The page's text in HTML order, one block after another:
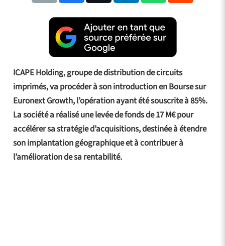
ICAPE Holding, groupe de distribution de circuits
imprimés, va procéder à son introduction en Bourse sur
Euronext Growth, l’opération ayant été souscrite à 85%.
La société a réalisé une levée de fonds de 17 M€ pour
accélérer sa stratégie d’acquisitions, destinée à étendre
son implantation géographique et à contribuer à
l’amélioration de sa rentabilité.